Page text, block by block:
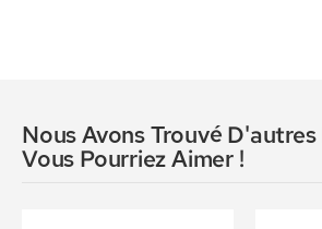
Nous Avons Trouvé
Vous Pourriez Aimer !